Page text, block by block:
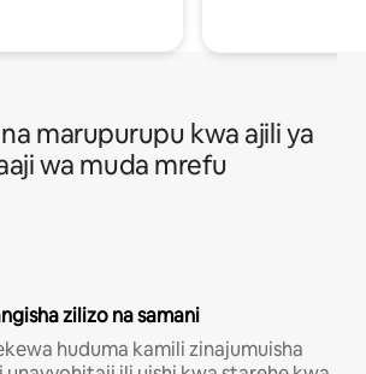
marupurupu kwa ajili ya
wa muda mrefu
zilizo na samani
huduma kamili zinajumuisha